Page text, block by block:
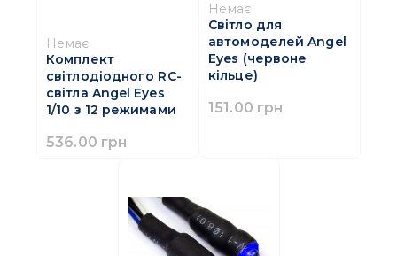
Немає
Комплект
світлодіодного RC-
світла Angel Eyes
1/10 з 12 режимами
536.00 грн
Немає
Світло для
автомоделей Angel
Eyes (червоне
кільце)
151.00 грн